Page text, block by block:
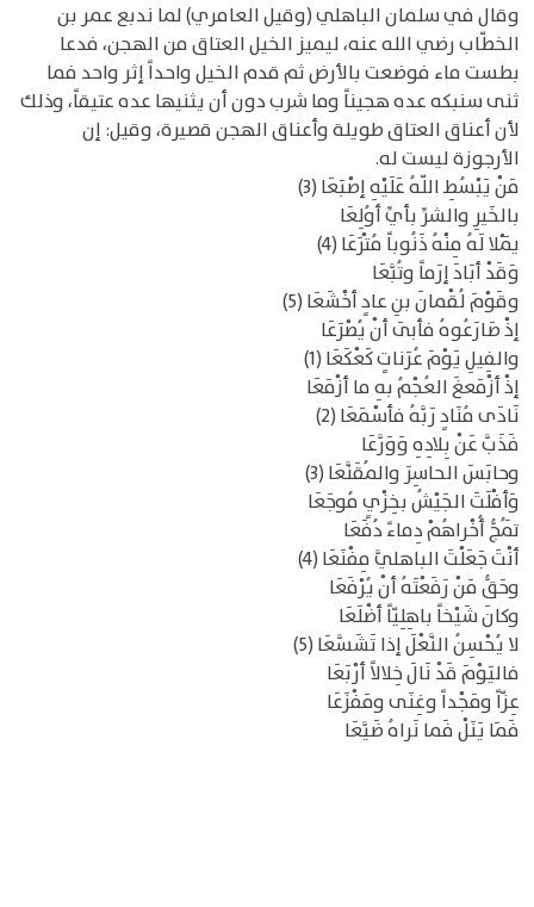
وقال في سلمان الباهلي (وقيل العامري) لما ندبع عمر بن
الخطّاب رضي الله عنه، ليميز الخيل العتاق من الهجن، فدعا
بطست ماء فوضعت بالأرض ثم قدم الخيل واحداً إثر واحد فما
ثنى سنبكه عده هجيناً وما شرب دون أن يثنيها عده عتيقاً، وذلك
لأن أعناق العتاق طويلة وأعناق الهجن قصيرة، وقيل: إن
الأرجوزة ليست له.
مَنْ يَبْسُطِ اللّهُ عَلَيْهِ إصْبَعَا (3)
بالخَيرِ والشرِّ بأيِّ أوُلِعَا
يَمْلا لَهُ مِنْهُ ذَنُوباً مُتْرَعَا (4)
وَقَدْ أبَادَ إرَماً وتُبَّعَا
وقَوْمَ لُقْمانَ بنِ عادٍ أخْشَعَا (5)
إذْ صَارَعُوهُ فأبَى أنْ يُصْرَعَا
والفِيلِ يَوْمَ عُرَناتٍ كَعْكَعَا (1)
إذْ أزْمَعغَ العُجْمُ بهِ ما أزْمَعَا
نَادَى مُنَادٍ رَبَّهُ فأسْمَعَا (2)
فَذَبَّ عَنْ بِلادِهِ وَوَرَّعَا
وحابَسَ الحاسِرَ والمُقَنَّعَا (3)
وَأفْلَتَ الجَيْشُ بخِزْيٍ مُوجَعَا
تَمُجُّ أُخْراهُمْ دِماءً دُفَعَا
أنْتَ جَعَلْتَ الباهليَّ مِفْنَعَا (4)
وحَقُّ مَنْ رَفَعْتَهُ أنْ يُرْفَعَا
وكانَ شَيْخاً باهِلِيّاً أضْلَعَا
لا يُحْسِنُ النَّعْلَ إذا تَشَسَّعَا (5)
فاليَوْمَ قَدْ نَالَ خِلالاً أرْبَعَا
عِزّاً ومَجْداً وغِنَى ومَفْزَعَا
فَمَا يَنَلْ فَما نَراهُ ضَيَّعَا